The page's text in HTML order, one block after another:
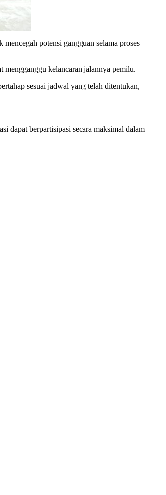
potensi gangguan selama proses
mengganggu kelancaran jalannya pemilu.
sesuai jadwal yang telah ditentukan,
dapat berpartisipasi secara maksimal dalam